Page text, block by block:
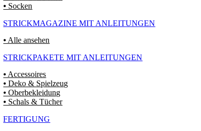
⦁ Socken
STRICKMAGAZINE MIT ANLEITUNGEN
⦁ Alle ansehen
STRICKPAKETE MIT ANLEITUNGEN
⦁ Accessoires
⦁ Deko & Spielzeug
⦁ Oberbekleidung
⦁ Schals & Tücher
FERTIGUNG